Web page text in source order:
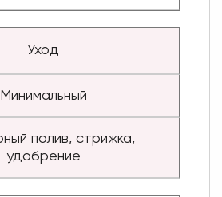
Уход
Минимальный
полив, стрижка,
удобрение